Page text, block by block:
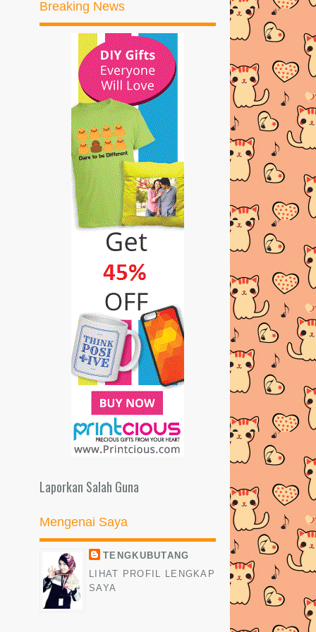
(245)
(269)
(327)
(522)
2013(481)
2012(24)
Breaking News
Laporkan Salah Guna
Mengenai Saya
TENGKUBUTANG
LIHAT PROFIL LENGKAP
SAYA